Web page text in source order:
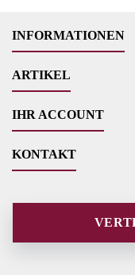
INFORMATIONEN
ARTIKEL
IHR ACCOUNT
KONTAKT